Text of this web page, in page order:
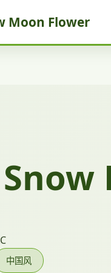
Moon Flower
中国风